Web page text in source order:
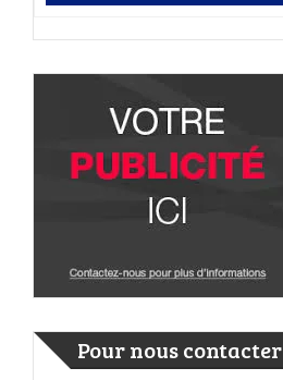
Pour nous contacter